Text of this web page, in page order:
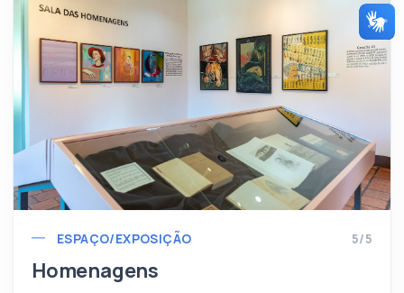
ESPAÇO/EXPOSIÇÃO 5/5
Homenagens